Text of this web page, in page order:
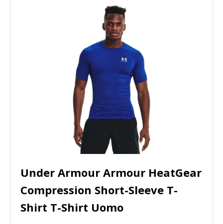
Under Armour Armour HeatGear
Compression Short-Sleeve T-
Shirt T-Shirt Uomo